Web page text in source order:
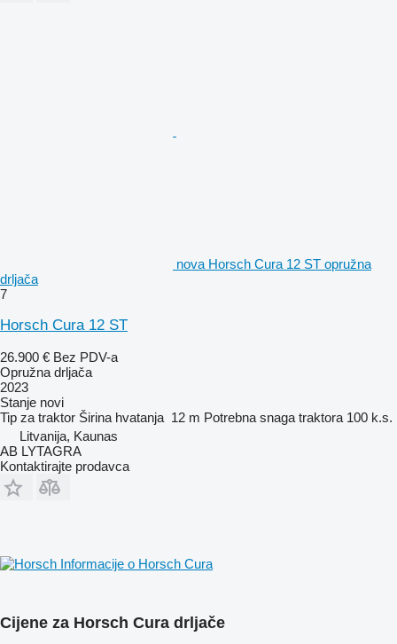
nova Horsch Cura 12 ST opružna
drljača
7
Horsch Cura 12 ST
26.900 € Bez PDV-a
Opružna drljača
2023
Stanje novi
Tip za traktor Širina hvatanja 12 m Potrebna snaga traktora 100 k.s.
Litvanija, Kaunas
AB LYTAGRA
Kontaktirajte prodavca
Informacije o Horsch Cura
Cijene za Horsch Cura drljače